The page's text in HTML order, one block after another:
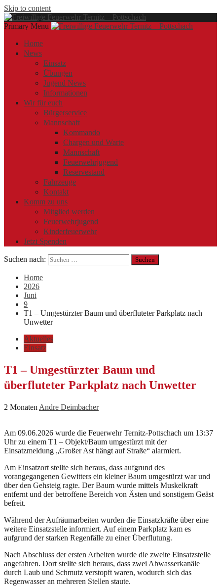
Skip to content
Primary Menu
Freiwillige Feuerwehr Ternitz – Pottschach
Home
News
Einsatz
Übungen
Jugend News
Informationen
Wir für euch
Bürgerservice
Mannschaft
Kommando
Chargen und Warte
Mannschaft
Feuerwehrjugend
Reservestand
Fahrzeuge
Kontakt
Komm zu uns
Mitglied werden
Feuerwehrjugend
Kinderfeuerwehr
Jetzt Spenden
Suchen nach:
Home
2026
Juni
9
T1 – Umgestürzter Baum und überfluteter Parkplatz nach
Unwetter
Aktuelles
Einsatz
T1 – Umgestürzter Baum und
überfluteter Parkplatz nach Unwetter
2 Monaten Andre Deimbacher
Am 09.06.2026 wurde die Feuerwehr Ternitz-Pottschach um 13:37
Uhr zu einem T1 – Objekt/Baum umgestürzt mit der
Einsatzmeldung „Großer Ast hängt auf Straße“ alarmiert.
Am Einsatzort stellte sich heraus, dass aufgrund des
vorangegangenen Gewitters ein kleiner Baum umgestürzt war und
über den Gehsteig ragte. Der Baum wurde mittels Muskelkraft
entfernt und der betroffene Bereich von Ästen und sonstigem Geäst
befreit.
Während der Aufräumarbeiten wurden die Einsatzkräfte über eine
weitere Einsatzstelle informiert. Auf einem Parkplatz kam es
aufgrund der starken Regenfälle zu einer Überflutung.
Nach Abschluss der ersten Arbeiten wurde die zweite Einsatzstelle
angefahren. Dort stellte sich heraus, dass zwei Abwasserkanäle
durch Laub und Schmutz verstopft waren, wodurch sich das
Regenwasser an mehreren Stellen staute.